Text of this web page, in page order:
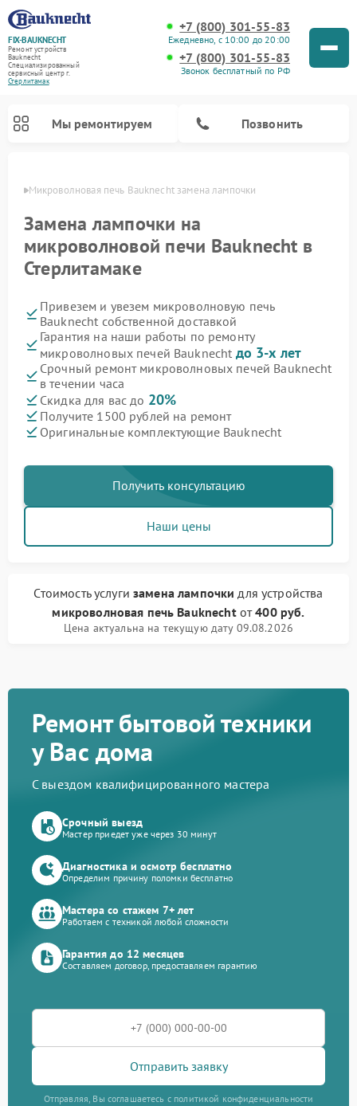
FIX-BAUKNECHT
Ремонт устройств
Bauknecht
Специализированный
cервисный центр г.
Стерлитамак
+7 (800) 301-55-83
Ежедневно, с 10:00 до 20:00
+7 (800) 301-55-83
Звонок бесплатный по РФ
Мы ремонтируем Позвонить
Микроволновая печь Bauknecht замена лампочки
Замена лампочки на
микроволновой печи Bauknecht в
Стерлитамаке
Привезем и увезем микроволновую печь
Bauknecht собственной доставкой
Гарантия на наши работы по ремонту
микроволновых печей Bauknecht до 3-х лет
Срочный ремонт микроволновых печей Bauknecht
в течении часа
Скидка для вас до 20%
Получите 1500 рублей на ремонт
Оригинальные комплектующие Bauknecht
Получить консультацию
Наши цены
Стоимость услугизамена лампочки для устройства
микроволновая печь Bauknechtот400 руб.
Цена актуальна на текущую дату 09.08.2026
Ремонт бытовой техники
у Вас дома
С выездом квалифицированного мастера
Срочный выезд
Мастер приедет уже через 30 минут
Диагностика и осмотр бесплатно
Определим причину поломки бесплатно
Мастера со стажем 7+ лет
Работаем с техникой любой сложности
Гарантия до 12 месяцев
Составляем договор, предоставляем гарантию
Отправить заявку
Отправляя, Вы соглашаетесь с политикой конфиденциальности